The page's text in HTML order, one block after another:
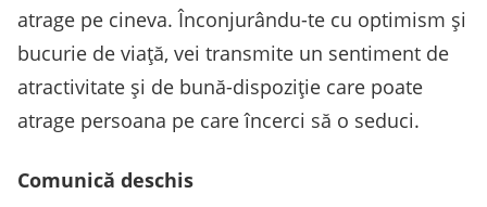
atrage pe cineva. Înconjurându-te cu optimism și
bucurie de viață, vei transmite un sentiment de
atractivitate și de bună-dispoziție care poate
atrage persoana pe care încerci să o seduci.
Comunică deschis